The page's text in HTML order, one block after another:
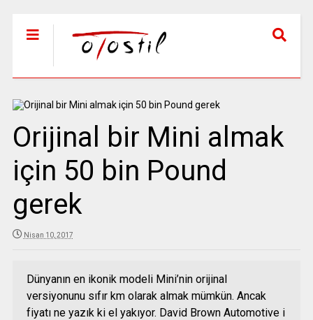
Orijinal bir Mini almak
için 50 bin Pound
gerek
Nisan 10, 2017
Dünyanın en ikonik modeli Mini’nin orijinal
versiyonunu sıfır km olarak almak mümkün. Ancak
fiyatı ne yazık ki el yakıyor. David Brown Automotive i